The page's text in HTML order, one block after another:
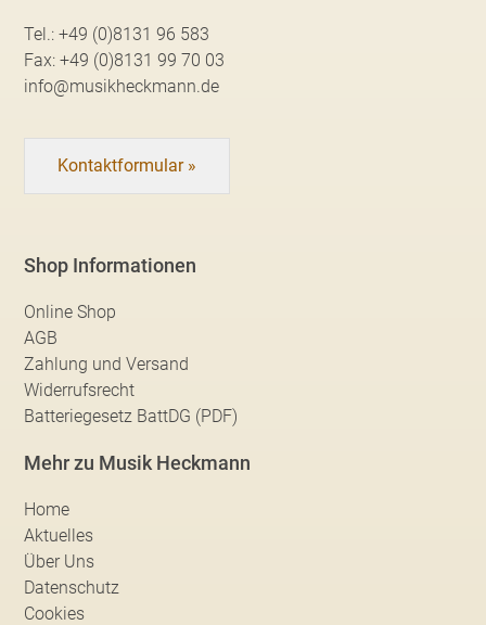
Tel.:+49 (0)8131 96 583
Fax:+49 (0)8131 99 70 03
info@musikheckmann.de
Kontaktformular »
Shop Informationen
Online Shop
AGB
Zahlung und Versand
Widerrufsrecht
Batteriegesetz BattDG (PDF)
Mehr zu Musik Heckmann
Home
Aktuelles
Über Uns
Datenschutz
Cookies